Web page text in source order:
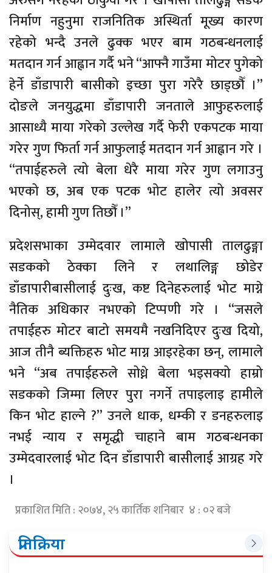
निर्माण नहुनुमा राजनितिक अस्थिर्ता मूख्य कारण
रहेको भन्दै उनले ढुक्क भएर बाम गठबन्धनलाई
मतदान गर्न आह्वान गर्दै भने “आफ्नै गाउँमा मोटर पुगेको
हेर्ने डाँडापारी बासीको इच्छा पुरा गरेरै छाड्छौँ ।”
दोङले जनयुद्धमा डाँडापारी जनताले आफुहरुलाई
आसाध्यै माया गरेको उल्लेख गर्दै फेरी एकपटक माया
गरेर गुण फिर्ता गर्न आफुलाई मतदान गर्न आह्वान गरे ।
“तपाईहरुले त्यो बेला धेरै माया गरेर गुण लगाउनु
भएको छ, अब एक पटक भोट हालेर त्यो अवसर
दिनोस्, हामी गुण तिछौँ ।”
प्रदेशसभाका उम्मेदवार लामाले खोपासी तालढुङ्गा
सडकको ठेक्का लिने र लथालिङ्ग छोडेर
डाँडापारीबासीलाई दुःख, कष्ट दिनेहरुलाई भोट माग्ने
नैतिक अधिकार नभएको टिप्पणी गरे । “जसले
तपाईहरु मोटर बाटो समयमै नखनिदिएर दुःख दियो,
आज तीनै ब्यक्तिहरु भोट माग्न आइरहेका छन्, लामाले
भने “अब तपाईहरुले सोध्ने बेला भइसक्यो हाम्रो
सडकको जिम्मा लिएर पुरा नगर्ने तपाइलाइ हामीले
किन भोट हाल्ने ?” उनले धाक, धम्की र डनहरुलाइ
नभई न्याय र समृद्धी चाहाने बाम गठबन्धनका
उम्मेदवारलाई भोट दिन डाँडापारी बासीलाई आग्रह गरे
।
प्रकाशित मिति : २०७४, २५ कार्तिक शनिबार ४ : ०२ बजे
प्रतिक्रिया